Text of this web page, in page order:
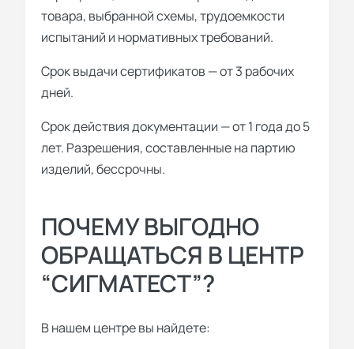
товара, выбранной схемы, трудоемкости
испытаний и нормативных требований.
Срок выдачи сертификатов — от 3 рабочих
дней.
Срок действия документации — от 1 года до 5
лет. Разрешения, составленные на партию
изделий, бессрочны.
ПОЧЕМУ ВЫГОДНО
ОБРАЩАТЬСЯ В ЦЕНТР
“СИГМАТЕСТ”?
В нашем центре вы найдете: